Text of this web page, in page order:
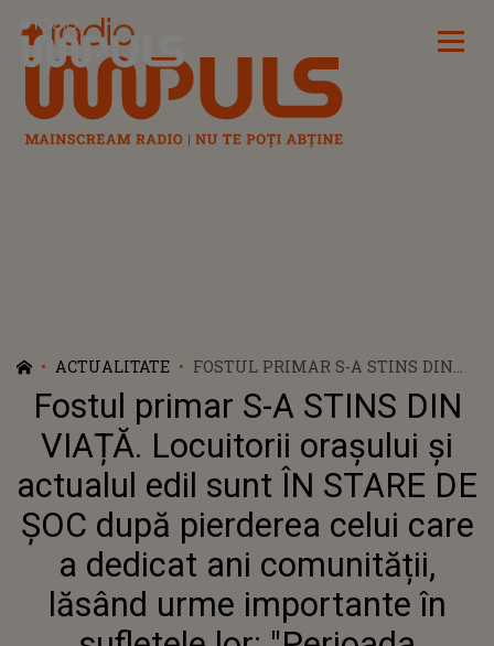
Radio Impuls
ACTUALITATE
FOSTUL PRIMAR S-A STINS DIN
VIAȚĂ. LOCUITORII ORAȘULUI ȘI
ACTUALUL EDIL SUNT ÎN STARE
DE ȘOC DUPĂ PIERDEREA CELUI
CARE A DEDICAT ANI
COMUNITĂȚII, LĂSÂND URME
"PERIOADA ADMINISTRAȚIEI
SALE A FOST UNA IMPORTANTĂ
PENTRU..."
Fostul primar S-A STINS DIN
VIAȚĂ. Locuitorii orașului și
actualul edil sunt ÎN STARE DE
ȘOC după pierderea celui care
a dedicat ani comunității,
lăsând urme importante în